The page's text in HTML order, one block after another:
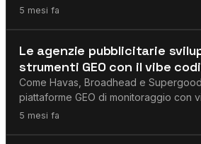
porta la voce nel terminale, Skill
5 mesi fa
GEO / AEO
Le agenzie pubblicitarie
strumenti GEO con il vibe
Code
Come Havas, Broadhead e
piattaforme GEO di monitoraggio con
Code in una serata — cosa significa.
5 mesi fa